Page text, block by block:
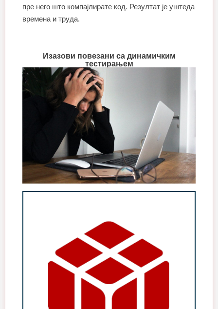
пре него што компајлирате код. Резултат је уштеда
времена и труда.
Изазови повезани са динамичким
тестирањем